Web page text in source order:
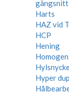
gängsnitt
Harts
HAZ vid
HCP
Hening
Hyper